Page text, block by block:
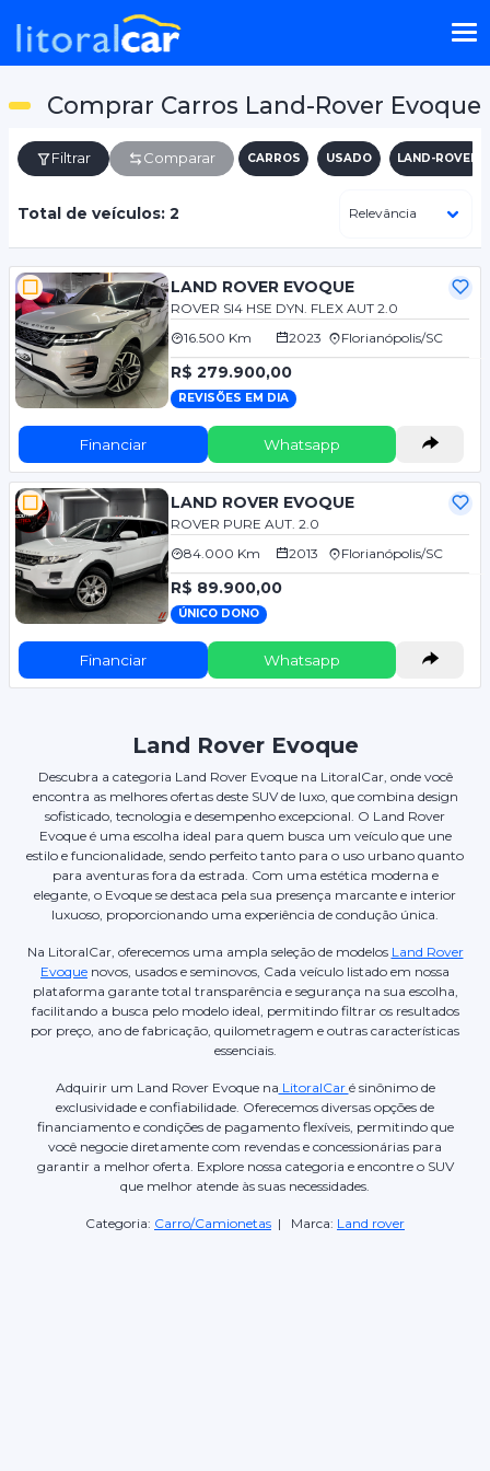
Comprar Carros Land-Rover Evoque
Filtrar Comparar CARROS USADO LAND-ROVER
Total de veículos: 2
LAND ROVER EVOQUE
ROVER SI4 HSE DYN. FLEX AUT 2.0
16.500 Km
2023 Florianópolis/SC
R$ 279.900,00
REVISÕES EM DIA
Financiar Whatsapp
LAND ROVER EVOQUE
ROVER PURE AUT. 2.0
84.000 Km
2013 Florianópolis/SC
R$ 89.900,00
ÚNICO DONO
Financiar Whatsapp
Land Rover Evoque
Descubra a categoria Land Rover Evoque na LitoralCar, onde você
encontra as melhores ofertas deste SUV de luxo, que combina design
sofisticado, tecnologia e desempenho excepcional. O Land Rover
Evoque é uma escolha ideal para quem busca um veículo que une
estilo e funcionalidade, sendo perfeito tanto para o uso urbano quanto
para aventuras fora da estrada. Com uma estética moderna e
elegante, o Evoque se destaca pela sua presença marcante e interior
luxuoso, proporcionando uma experiência de condução única.
Na LitoralCar, oferecemos uma ampla seleção de modelos Land Rover
Evoque novos, usados e seminovos, Cada veículo listado em nossa
plataforma garante total transparência e segurança na sua escolha,
facilitando a busca pelo modelo ideal, permitindo filtrar os resultados
por preço, ano de fabricação, quilometragem e outras características
essenciais.
Adquirir um Land Rover Evoque na LitoralCar é sinônimo de
exclusividade e confiabilidade. Oferecemos diversas opções de
financiamento e condições de pagamento flexíveis, permitindo que
você negocie diretamente com revendas e concessionárias para
garantir a melhor oferta. Explore nossa categoria e encontre o SUV
que melhor atende às suas necessidades.
Categoria: Carro/Camionetas | Marca: Land rover